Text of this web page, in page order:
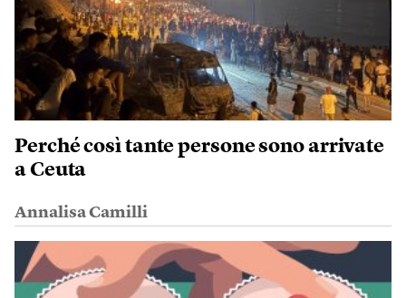
Perché così tante persone sono arrivate
a Ceuta
Annalisa Camilli